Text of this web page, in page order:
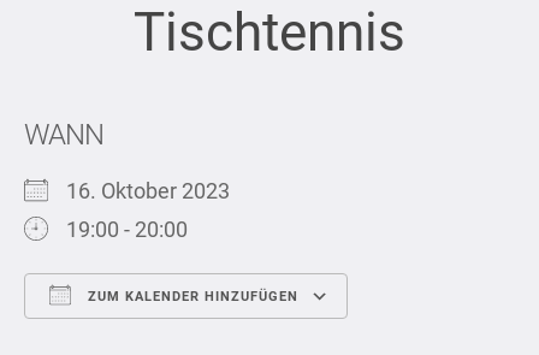
Tischtennis
WANN
16. Oktober 2023
19:00 - 20:00
ZUM KALENDER HINZUFÜGEN